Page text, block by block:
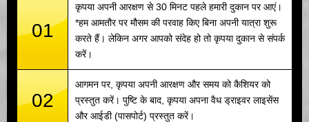
01
कृपया अपनी आरक्षण से 30 मिनट पहले हमारी दुकान पर आएं।
*हम आमतौर पर मौसम की परवाह किए बिना अपनी यात्रा शुरू
करते हैं। लेकिन अगर आपको संदेह हो तो कृपया दुकान से संपर्क
करें।
02
आगमन पर, कृपया अपनी आरक्षण और समय को कैशियर को
प्रस्तुत करें। पुष्टि के बाद, कृपया अपना वैध ड्राइवर लाइसेंस
और आईडी (पासपोर्ट) प्रस्तुत करें।